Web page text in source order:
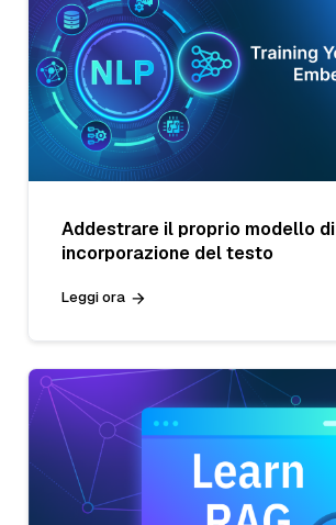
Addestrare il proprio modello di
incorporazione del testo
Leggi ora